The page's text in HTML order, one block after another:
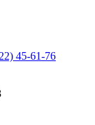
45-61-76